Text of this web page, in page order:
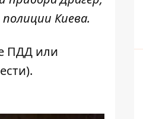
Киева.
ПДД или